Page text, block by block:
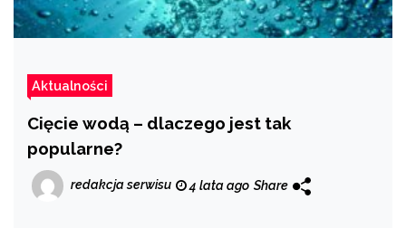
Aktualności
Cięcie wodą – dlaczego jest tak
popularne?
redakcja serwisu 4 lata ago Share